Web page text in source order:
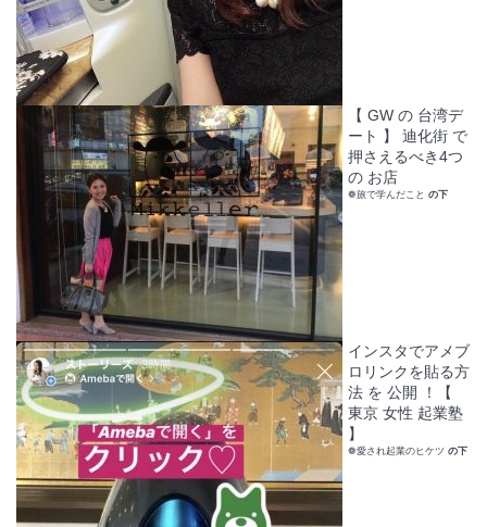
【 GW の 台湾デ
ート 】 迪化街 で
押さえるべき4つ
の お店
❁旅で学んだこと の下
インスタでアメブ
ロリンクを貼る方
法 を 公開 ！【
東京 女性 起業塾
】
❁愛され起業のヒケツ の下